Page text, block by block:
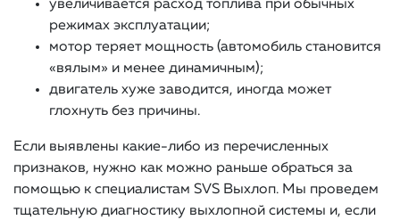
увеличивается расход топлива при обычных
режимах эксплуатации;
мотор теряет мощность (автомобиль становится
«вялым» и менее динамичным);
двигатель хуже заводится, иногда может
глохнуть без причины.
Если выявлены какие-либо из перечисленных
признаков, нужно как можно раньше обраться за
помощью к специалистам SVS Выхлоп. Мы проведем
тщательную диагностику выхлопной системы и, если